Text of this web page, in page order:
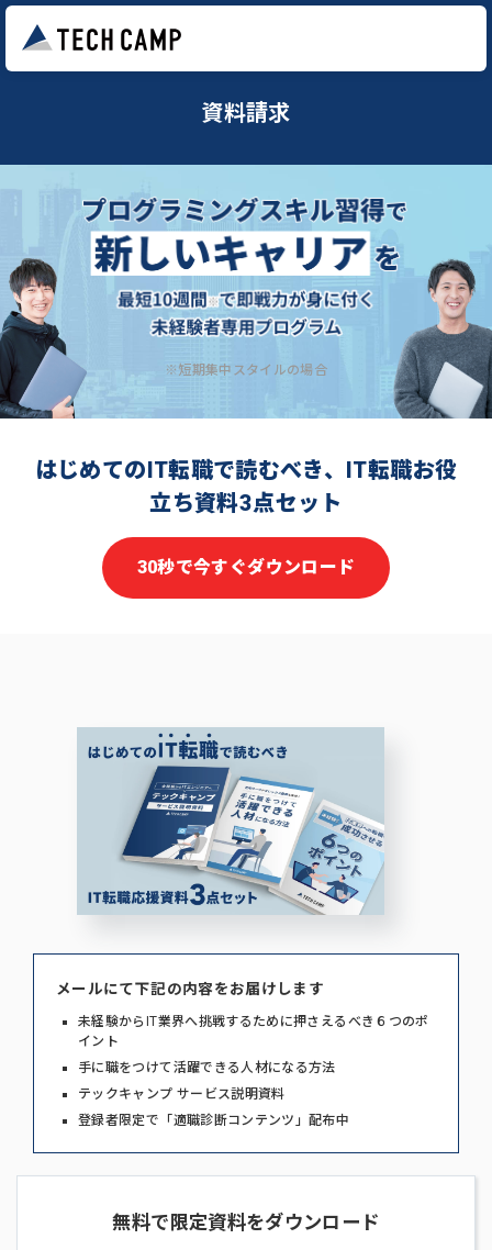
資料請求
※短期集中スタイルの場合
はじめてのIT転職で読むべき、IT転職お役
立ち資料3点セット
30秒で今すぐダウンロード
メールにて下記の内容をお届けします
未経験からIT業界へ挑戦するために押さえるべき６つのポ
イント
手に職をつけて活躍できる人材になる方法
テックキャンプ サービス説明資料
登録者限定で「適職診断コンテンツ」配布中
無料で限定資料をダウンロード